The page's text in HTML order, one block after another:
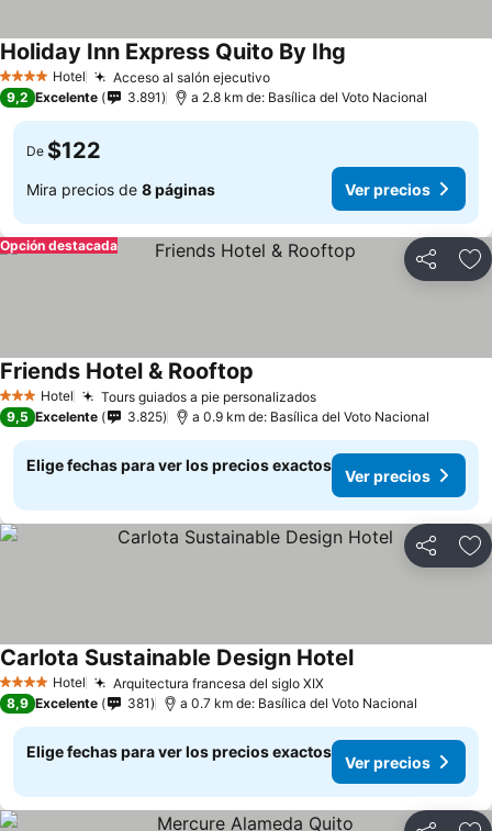
4 EstrellasHotel Acceso al salón ejecutivoVer precios
Holiday Inn Express Quito By Ihg
9,2 Excelente 3.891 a 2.8 km de: Basílica del Voto Nacional
De $122
Mira precios de 8 páginas Ver precios
Compartir
Opción destacada
3 Estrellas
Hotel Tours guiados a pie personalizadosVer precios
Friends Hotel & Rooftop
9,5 Excelente 3.825 a 0.9 km de: Basílica del Voto Nacional
Elige fechas para ver los precios exactos
Ver precios
Compartir
4 EstrellasHotel Arquitectura francesa del siglo XIXVer precios
Carlota Sustainable Design HotelVer precios
8,9 Excelente 381 a 0.7 km de: Basílica del Voto Nacional
Elige fechas para ver los precios exactos
Ver precios